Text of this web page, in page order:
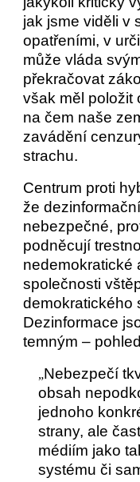
jak jsme viděli v
opatřeními, v
může vláda
překračovat
však měl položit
na čem naše
zavádění
strachu.
Centrum proti
že
nebezpečné,
podněcují
nedemokratické
společnosti
demokratického
Dezinformace
temným –
„Nebezpečí
obsah
jednoho
strany, ale
médiím jako
systému či